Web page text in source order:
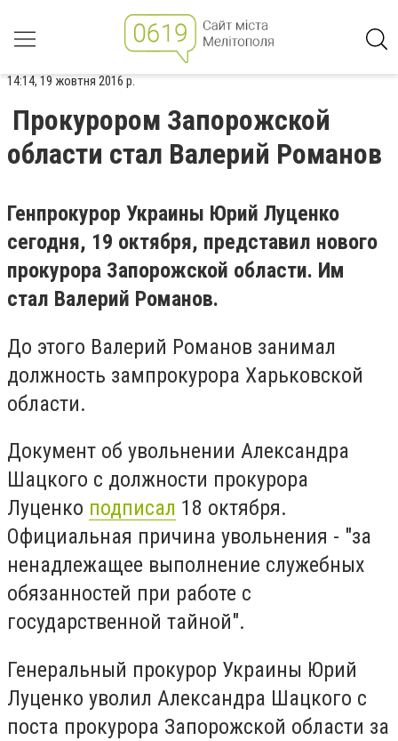
14:14, 19 жовтня 2016 р.
Прокурором Запорожской
области стал Валерий Романов
Генпрокурор Украины Юрий Луценко
сегодня, 19 октября, представил нового
прокурора Запорожской области. Им
стал Валерий Романов.
До этого Валерий Романов занимал
должность зампрокурора Харьковской
области.
Документ об увольнении Александра
Шацкого с должности прокурора
Луценко подписал 18 октября.
Официальная причина увольнения - "за
ненадлежащее выполнение служебных
обязанностей при работе с
государственной тайной".
Генеральный прокурор Украины Юрий
Луценко уволил Александра Шацкого с
поста прокурора Запорожской области за